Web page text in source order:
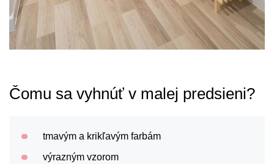
Čomu sa vyhnúť v malej predsieni?
tmavým a krikľavým farbám
výrazným vzorom